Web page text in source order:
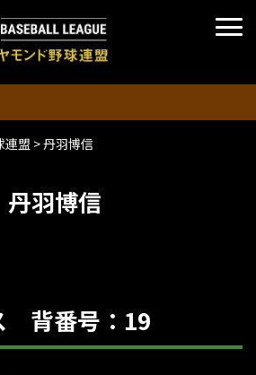
連盟 >丹羽博信
丹羽博信
背番号：19